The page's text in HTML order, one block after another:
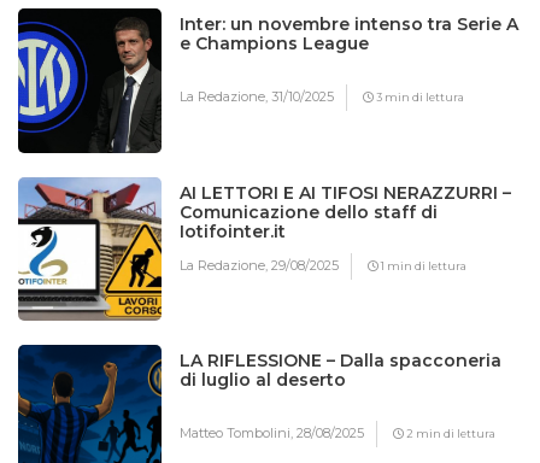
Inter: un novembre intenso tra Serie A
e Champions League
La Redazione,31/10/2025 3 min di lettura
AI LETTORI E AI TIFOSI NERAZZURRI –
Comunicazione dello staff di
Iotifointer.it
La Redazione,29/08/2025 1 min di lettura
LA RIFLESSIONE – Dalla spacconeria
di luglio al deserto
Matteo Tombolini,28/08/2025 2 min di lettura